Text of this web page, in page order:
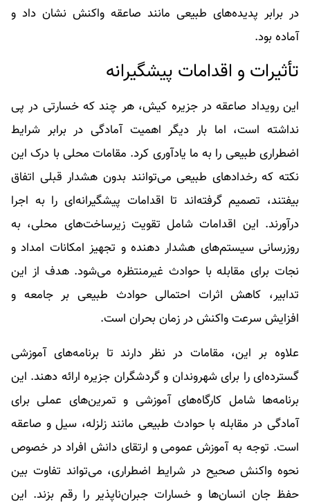
در برابر پدیده‌های طبیعی مانند صاعقه واکنش نشان داد و
آماده بود.
تأثیرات و اقدامات پیشگیرانه
این رویداد صاعقه در جزیره کیش، هر چند که خسارتی در پی
نداشته است، اما بار دیگر اهمیت آمادگی در برابر شرایط
اضطراری طبیعی را به ما یادآوری کرد. مقامات محلی با درک این
نکته که رخدادهای طبیعی می‌توانند بدون هشدار قبلی اتفاق
بیفتند، تصمیم گرفته‌اند تا اقدامات پیشگیرانه‌ای را به اجرا
درآورند. این اقدامات شامل تقویت زیرساخت‌های محلی، به
روزرسانی سیستم‌های هشدار دهنده و تجهیز امکانات امداد و
نجات برای مقابله با حوادث غیرمنتظره می‌شود. هدف از این
تدابیر، کاهش اثرات احتمالی حوادث طبیعی بر جامعه و
افزایش سرعت واکنش در زمان بحران است.
علاوه بر این، مقامات در نظر دارند تا برنامه‌های آموزشی
گسترده‌ای را برای شهروندان و گردشگران جزیره ارائه دهند. این
برنامه‌ها شامل کارگاه‌های آموزشی و تمرین‌های عملی برای
آمادگی در مقابله با حوادث طبیعی مانند زلزله، سیل و صاعقه
است. توجه به آموزش عمومی و ارتقای دانش افراد در خصوص
نحوه واکنش صحیح در شرایط اضطراری، می‌تواند تفاوت بین
حفظ جان انسان‌ها و خسارات جبران‌ناپذیر را رقم بزند. این